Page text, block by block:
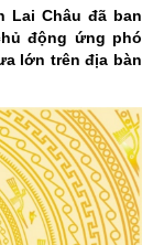
Lai Châu đã ban
động ứng phó
lớn trên địa bàn